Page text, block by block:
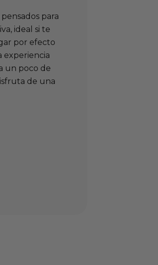
para
ideal si te
por efecto
experiencia
un poco de
de una